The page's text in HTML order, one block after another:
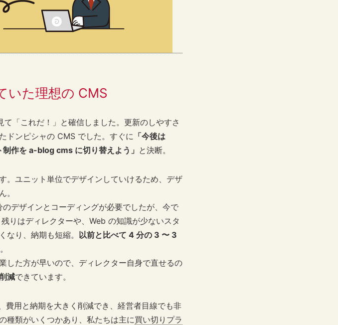
いた理想の CMS
「これだ！」と確信しました。更新のしやすさ
ドンピシャの CMS でした。すぐに 「今後は
作を a-blog cms に切り替えよう」 と決断。
。ユニット単位でデザインしていけるため、デザ
。
デザインとコーディングが必要でしたが、今で
りはディレクターや、Web の知識が少ないスタ
なり、納期も短縮。 以前と比べて 4 分の 3 〜 3
。
した方が早いので、ディレクター自身で直せるの
減できています。
用と納期を大きく削減でき、経営者目線でも非
種類がいくつかあり、私たちは主に買い切りプラ